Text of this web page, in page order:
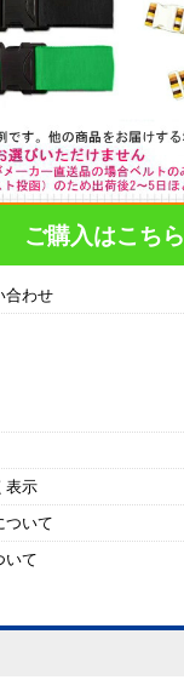
ご購入はこちら
合わせ
表示
ついて
いて